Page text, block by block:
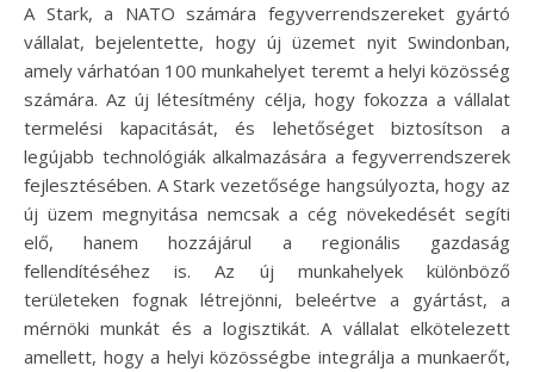
A Stark, a NATO számára fegyverrendszereket gyártó
vállalat, bejelentette, hogy új üzemet nyit Swindonban,
amely várhatóan 100 munkahelyet teremt a helyi közösség
számára. Az új létesítmény célja, hogy fokozza a vállalat
termelési kapacitását, és lehetőséget biztosítson a
legújabb technológiák alkalmazására a fegyverrendszerek
fejlesztésében. A Stark vezetősége hangsúlyozta, hogy az
új üzem megnyitása nemcsak a cég növekedését segíti
elő, hanem hozzájárul a regionális gazdaság
fellendítéséhez is. Az új munkahelyek különböző
területeken fognak létrejönni, beleértve a gyártást, a
mérnöki munkát és a logisztikát. A vállalat elkötelezett
amellett, hogy a helyi közösségbe integrálja a munkaerőt,